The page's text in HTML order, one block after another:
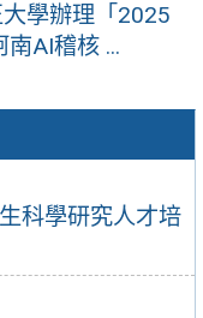
科學研究人才培
學辦理「2025
AI稽核 ...